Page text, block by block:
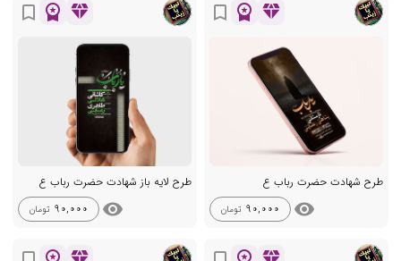
diamond
workspace_premium
bookmark_border
طرح شهادت حضرت رباب ع
visibility
90,000 تومان
diamond
workspace_premium
bookmark_border
طرح لایه باز شهادت حضرت رباب ع
visibility
90,000 تومان